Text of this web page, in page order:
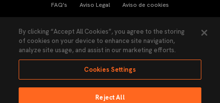
FAQ's Aviso Legal Aviso de cookies
Ley Transparencia Política de Privacidad
Accesibilidad
By clicking “Accept All Cookies”, you agree to the storing
of cookies on your device to enhance site navigation,
analyze site usage, and assist in our marketing efforts.
Cookies Settings
Reject All